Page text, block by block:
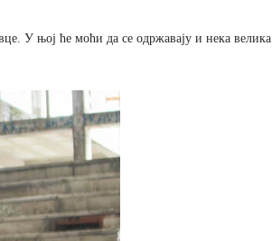
У њој ће моћи да се одржавају и нека велика